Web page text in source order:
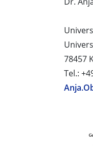
78457
Tel.: